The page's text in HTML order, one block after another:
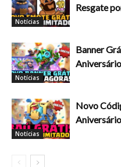
Notícias
Resgate
Notícias
Banner
Notícias
Novo